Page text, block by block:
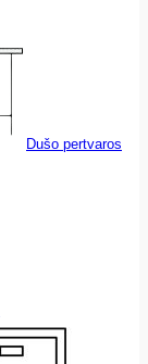
Dušo pertvaros